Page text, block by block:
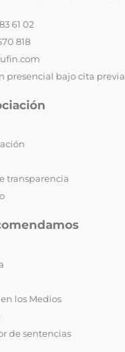
61 02
818
presencial bajo cita previa
transparencia
los Medios
de sentencias